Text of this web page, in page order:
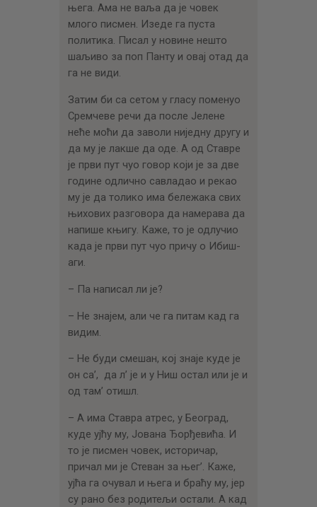
њега. Ама не ваља да је човек
млого писмен. Изеде га пуста
политика. Писал у новине нешто
шаљиво за поп Панту и овај отад да
га не види.
Затим би са сетом у гласу поменуо
Сремчеве речи да после Јелене
неће моћи да заволи ниједну другу и
да му је лакше да оде. А од Ставре
је први пут чуо говор који је за две
године одлично савладао и рекао
му је да толико има бележака свих
њихових разговора да намерава да
напише књигу. Каже, то је одлучио
када је први пут чуо причу о Ибиш-
аги.
– Па написал ли је?
– Не знајем, али че га питам кад га
видим.
– Не буди смешан, кој знаје куде је
он са’, да л’ је и у Ниш остал или је и
од там’ отишл.
– А има Ставра атрес, у Београд,
куде ујћу му, Јована Ђорђевића. И
то је писмен човек, историчар,
причал ми је Стеван за њег’. Каже,
ујћа га очувал и њега и браћу му, јер
су рано без родитељи остали. А кад